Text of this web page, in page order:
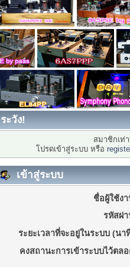
ระวัง!
สมาชิกเท่
โปรดเข้าสู่ระบบ หรือ
เข้าสู่ระบบ
ชื่อผู้ใช้ง
รหัสผ่
ระยะเวลาที่จะอยู่ในระบบ (นา
คงสถานะการเข้าระบบไว้ตล